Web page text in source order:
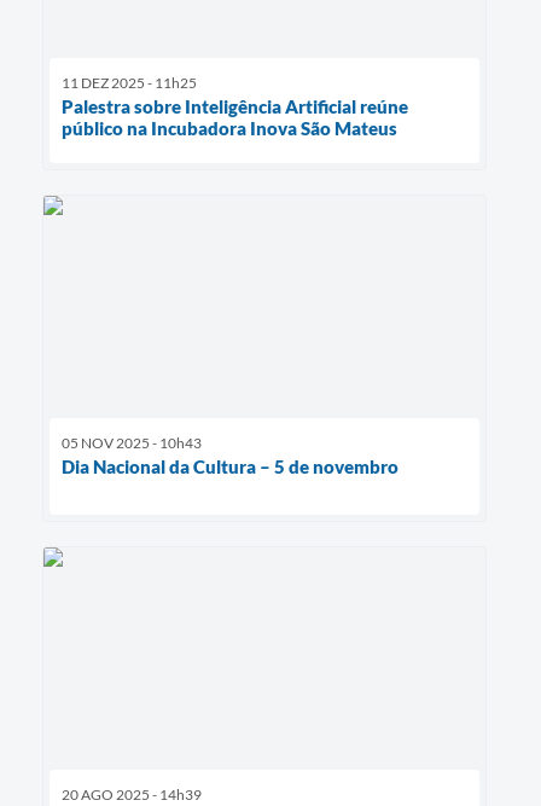
11 DEZ 2025 - 11h25
Palestra sobre Inteligência Artificial reúne
público na Incubadora Inova São Mateus
05 NOV 2025 - 10h43
Dia Nacional da Cultura – 5 de novembro
20 AGO 2025 - 14h39